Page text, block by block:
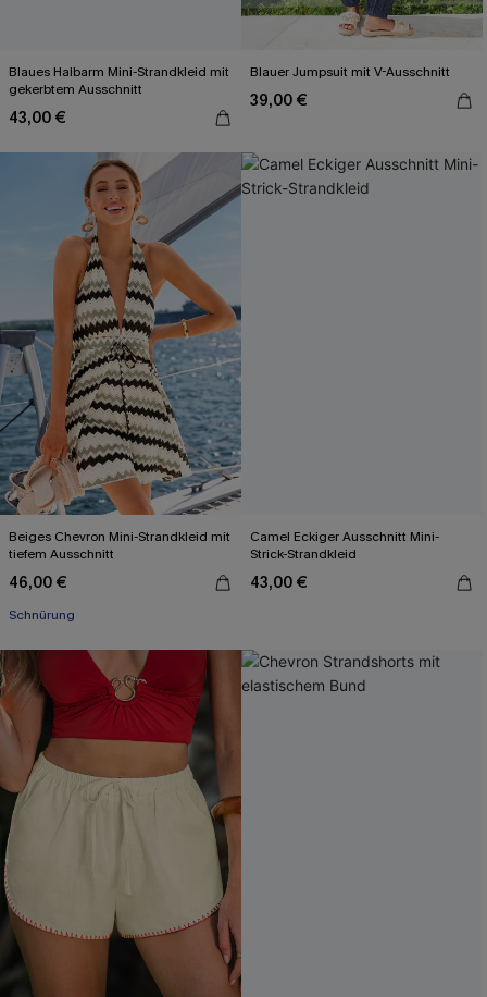
Blaues Halbarm Mini-Strandkleid mit
gekerbtem Ausschnitt
43,00 €
Blauer Jumpsuit mit V-Ausschnitt
39,00 €
Beiges Chevron Mini-Strandkleid mit
tiefem Ausschnitt
46,00 €
Schnürung
Camel Eckiger Ausschnitt Mini-
Strick-Strandkleid
43,00 €